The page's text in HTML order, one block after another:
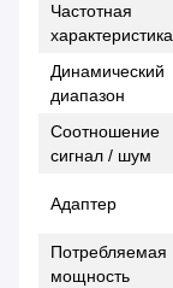
Частотная
характеристика
Динамический
диапазон
Соотношение
сигнал / шум
Адаптер
Потребляемая
мощность